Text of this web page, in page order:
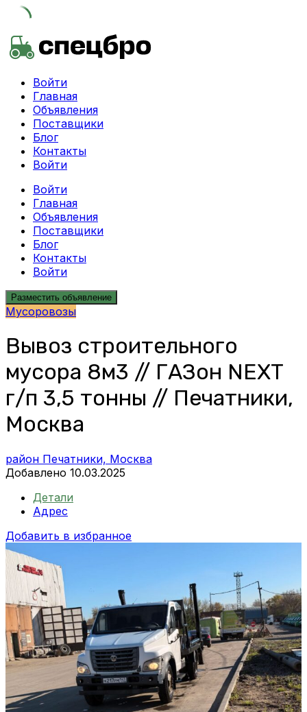
Skip
to
Войти
Главная
Объявления
Поставщики
Блог
Контакты
Войти
Войти
Главная
Объявления
Поставщики
Блог
Контакты
Войти
Разместить объявление
Мусоровозы
Вывоз строительного
мусора 8м3 // ГАЗон NEXT
г/п 3,5 тонны // Печатники,
Москва
район Печатники, Москва
Добавлено 10.03.2025
Детали
Адрес
Добавить в избранное